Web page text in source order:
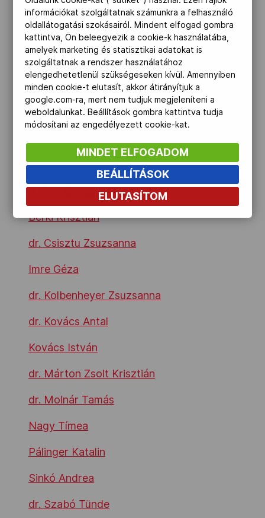
Tamásésdr. Wladár Sándorpályázik, akik
eddig is betöltötték ezt a pozíciót –
előbbi sportvezető rövid megszakítással
2012, utóbbi pedig 2022 óta.
A MOB közgyűlése hét elnökségi tagot is
választ – a tisztségre MOB-tagok
pályázhattak. A határidőig 15 pályázat
érkezett:
Bacsa Péter
dr. Baji Balázs
Berki Krisztián
dr. Csisztu Zsuzsanna
Imre Géza
dr. Kolbenheyer Zsuzsanna
dr. Kovács Antal
Kovács István
dr. Márton Zsolt Krisztián
dr. Molnár Tamás
Nagy Tímea
Pálinger Katalin
Sinkó Andrea
dr. Szabó Tünde
információkat szolgáltatnak számunkra a felhasználó
oldallátogatási szokásairól. Mindent elfogad gombra
kattintva, Ön beleegyezik a cookie-k használatába,
amelyek marketing és statisztikai adatokat is
szolgáltatnak a rendszer használatához
elengedhetetlenül szükségeseken kívül. Amennyiben
minden cookie-t elutasít, akkor átirányítjuk a
google.com-ra, mert nem tudjuk megjeleníteni a
weboldalunkat. Beállítások gombra kattintva tudja
módosítani az engedélyezett cookie-kat.
MINDET ELFOGADOM
BEÁLLÍTÁSOK
ELUTASÍTOM